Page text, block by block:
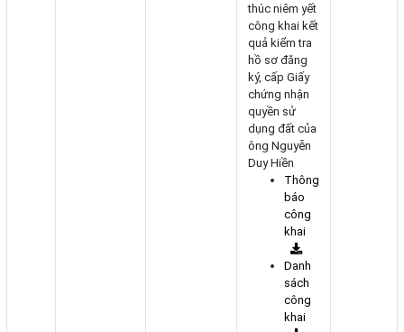
thúc niêm yết
công khai kết
quả kiểm tra
hồ sơ đăng
ký, cấp Giấy
chứng nhận
quyền sử
dụng đất của
ông Nguyễn
Duy Hiền
Thông
báo
công
khai
Danh
sách
công
khai